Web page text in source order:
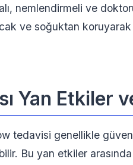
nemlendirmeli ve
ve soğuktan
Yan Etkiler
tedavisi genellikle
Bu yan etkiler